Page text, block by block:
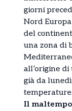
giorni
Nord
del
una zona di
all’origine
già da
temperature.
Il